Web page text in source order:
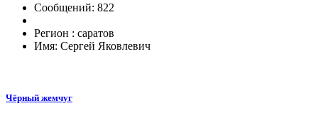
Сообщений: 822
Регион : саратов
Имя: Сергей Яковлевич
Чёрный жемчуг